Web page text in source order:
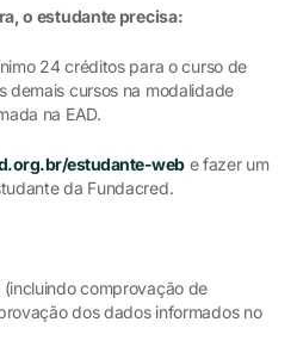
o estudante precisa:
24 créditos para o curso de
demais cursos na modalidade
na EAD.
estudante-webe fazer um
da Fundacred.
comprovação de
dos dados informados no